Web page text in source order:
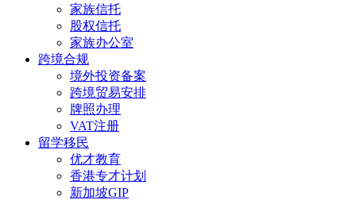
家族信托
股权信托
家族办公室
跨境合规
境外投资备案
跨境贸易安排
牌照办理
VAT注册
留学移民
优才教育
香港专才计划
新加坡GIP